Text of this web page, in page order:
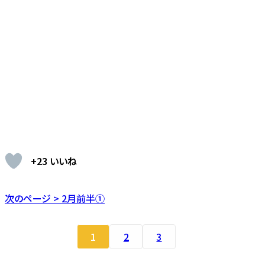
+23 いいね
次のページ > 2月前半①
1 2 3